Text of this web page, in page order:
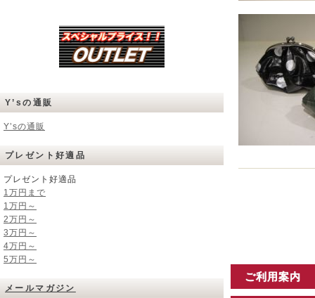
Y’sの通販
Y’sの通販
プレゼント好適品
プレゼント好適品
1万円まで
1万円～
2万円～
3万円～
4万円～
5万円～
メールマガジン
ご利用案内